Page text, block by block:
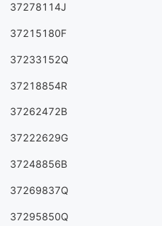
37278114J
37215180F
37233152Q
37218854R
37262472B
37222629G
37248856B
37269837Q
37295850Q